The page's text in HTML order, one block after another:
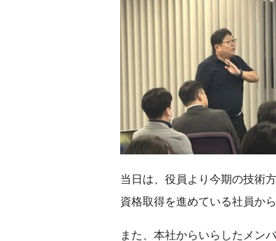
当日は、役員より今期の技術
資格取得を進めている社員か
また、本社からいらしたメン